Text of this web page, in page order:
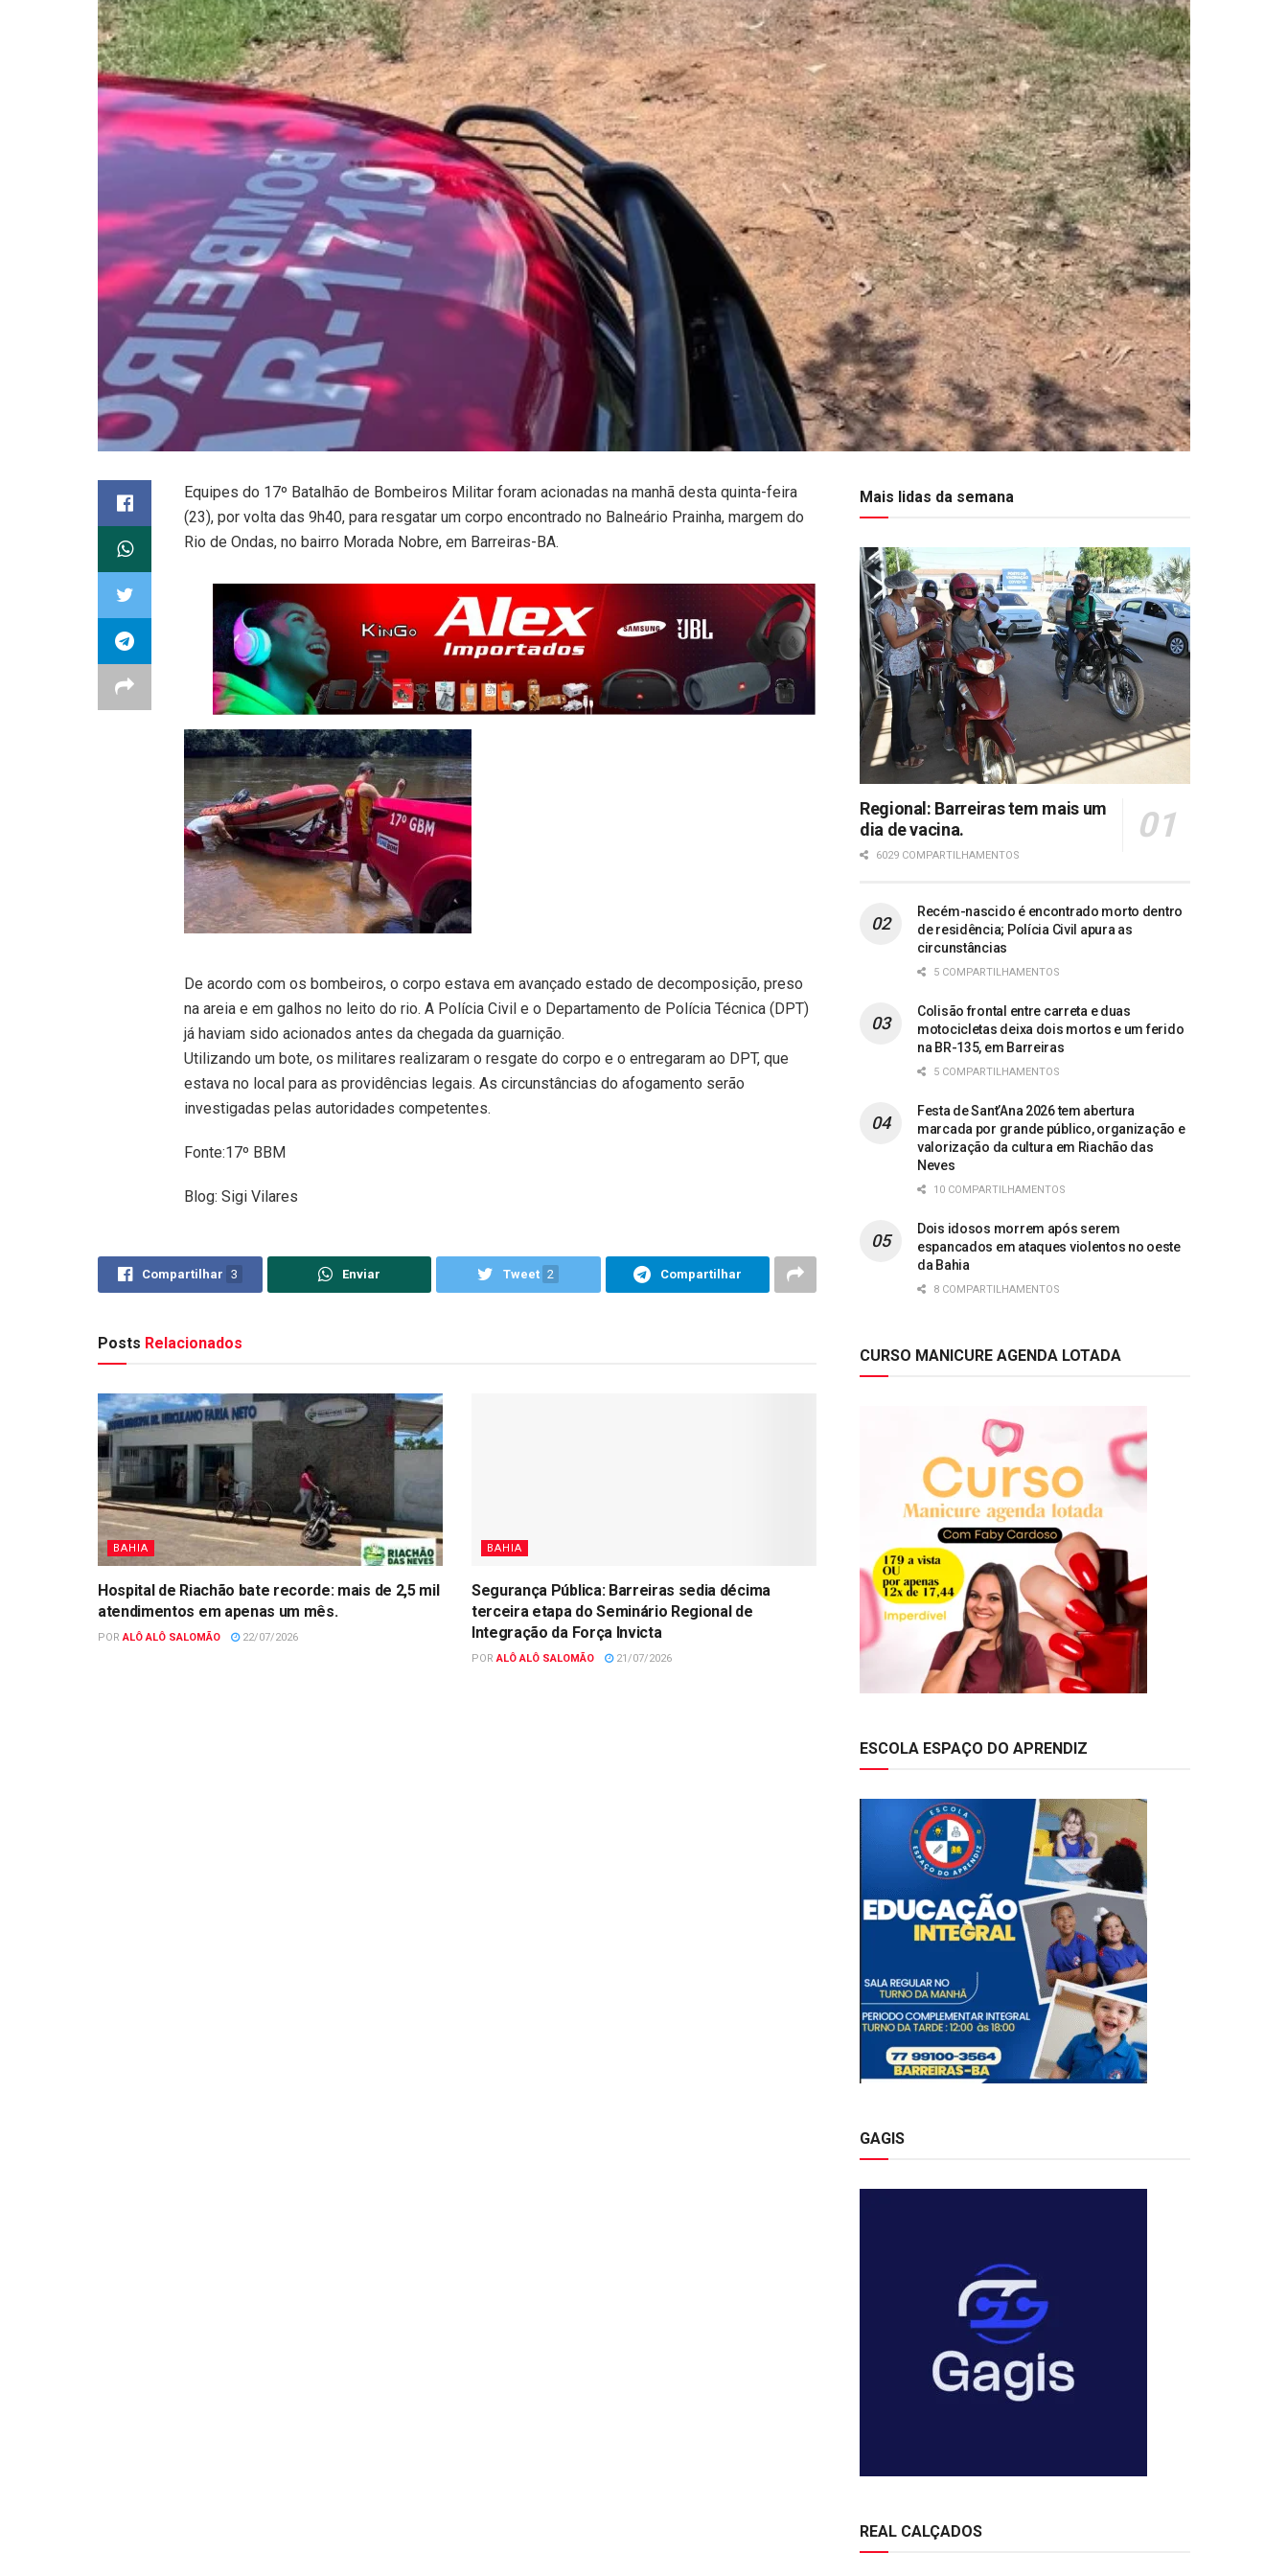
Equipes do 17º Batalhão de Bombeiros Militar foram acionadas na manhã desta quinta-feira
(23), por volta das 9h40, para resgatar um corpo encontrado no Balneário Prainha, margem do
Rio de Ondas, no bairro Morada Nobre, em Barreiras-BA.
De acordo com os bombeiros, o corpo estava em avançado estado de decomposição, preso
na areia e em galhos no leito do rio. A Polícia Civil e o Departamento de Polícia Técnica (DPT)
já haviam sido acionados antes da chegada da guarnição.
Utilizando um bote, os militares realizaram o resgate do corpo e o entregaram ao DPT, que
estava no local para as providências legais. As circunstâncias do afogamento serão
investigadas pelas autoridades competentes.
Fonte:17º BBM
Blog: Sigi Vilares
Compartilhar 3 Enviar Tweet 2 Compartilhar
Posts Relacionados
BAHIA
Hospital de Riachão bate recorde: mais de 2,5 mil
atendimentos em apenas um mês.
POR ALÔ ALÔ SALOMÃO 22/07/2026
BAHIA
Segurança Pública: Barreiras sedia décima
terceira etapa do Seminário Regional de
Integração da Força Invicta
POR ALÔ ALÔ SALOMÃO 21/07/2026
Mais lidas da semana
Regional: Barreiras tem mais um
dia de vacina.
6029 COMPARTILHAMENTOS
Recém-nascido é encontrado morto dentro
de residência; Polícia Civil apura as
circunstâncias
5 COMPARTILHAMENTOS
Colisão frontal entre carreta e duas
motocicletas deixa dois mortos e um ferido
na BR-135, em Barreiras
5 COMPARTILHAMENTOS
Festa de Sant’Ana 2026 tem abertura
marcada por grande público, organização e
valorização da cultura em Riachão das
Neves
10 COMPARTILHAMENTOS
Dois idosos morrem após serem
espancados em ataques violentos no oeste
da Bahia
8 COMPARTILHAMENTOS
CURSO MANICURE AGENDA LOTADA
ESCOLA ESPAÇO DO APRENDIZ
GAGIS
REAL CALÇADOS